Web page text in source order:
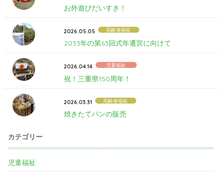
お外遊びだいすき！
2026.05.05 高齢者福祉
2033年の第63回式年遷宮に向けて
2026.04.14 児童福祉
祝！三重県150周年！
2026.03.31 高齢者福祉
焼きたてパンの販売
カテゴリー
児童福祉